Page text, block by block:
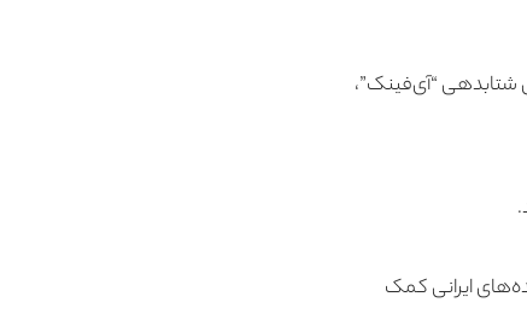
شتابدهی “آی‌‌فینک”،
ایرانی کمک